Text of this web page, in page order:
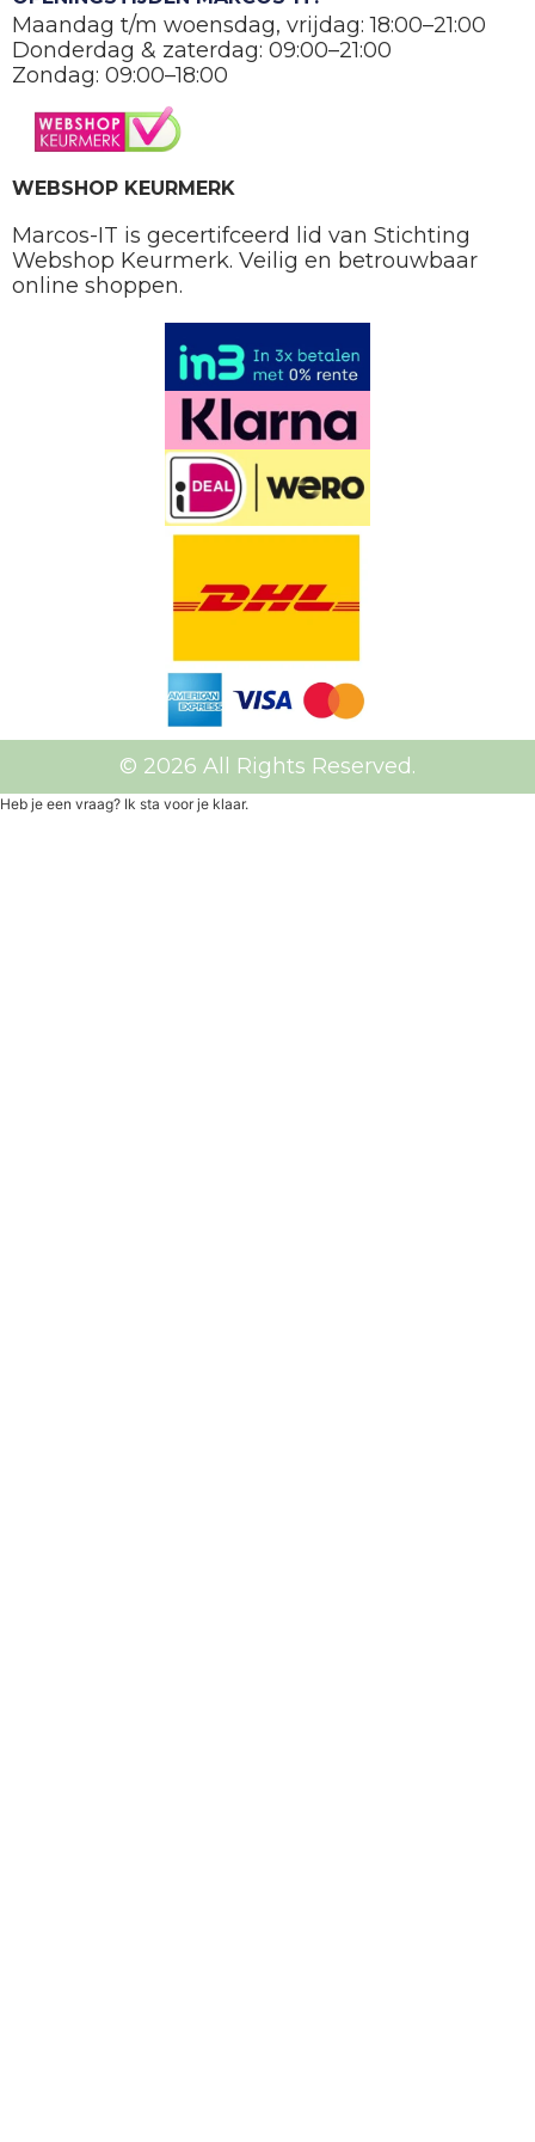
Maandag t/m woensdag, vrijdag: 18:00–21:00
Donderdag & zaterdag: 09:00–21:00
Zondag: 09:00–18:00
WEBSHOP KEURMERK
Marcos-IT is gecertifceerd lid van Stichting
Webshop Keurmerk. Veilig en betrouwbaar
online shoppen.
© 2026 All Rights Reserved.
Heb je een vraag? Ik sta voor je klaar.